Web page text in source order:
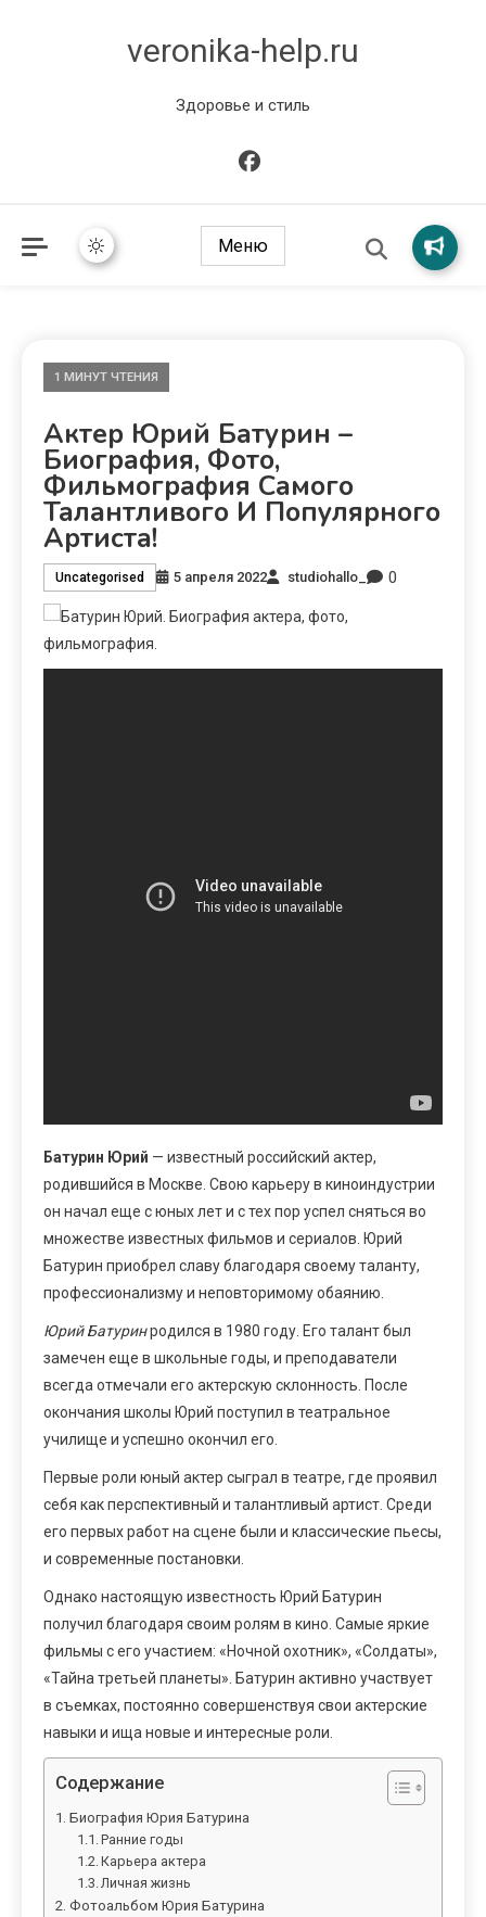
veronika-help.ru
Здоровье и стиль
Меню
1 МИНУТ ЧТЕНИЯ
Актер Юрий Батурин –
Биография, Фото,
Фильмография Самого
Талантливого И Популярного
Артиста!
Uncategorised 5 апреля 2022 studiohallo_ 0
Батурин Юрий — известный российский актер,
родившийся в Москве. Свою карьеру в киноиндустрии
он начал еще с юных лет и с тех пор успел сняться во
множестве известных фильмов и сериалов. Юрий
Батурин приобрел славу благодаря своему таланту,
профессионализму и неповторимому обаянию.
Юрий Батуринродился в 1980 году. Его талант был
замечен еще в школьные годы, и преподаватели
всегда отмечали его актерскую склонность. После
окончания школы Юрий поступил в театральное
училище и успешно окончил его.
Первые роли юный актер сыграл в театре, где проявил
себя как перспективный и талантливый артист. Среди
его первых работ на сцене были и классические пьесы,
и современные постановки.
Однако настоящую известность Юрий Батурин
получил благодаря своим ролям в кино. Самые яркие
фильмы с его участием: «Ночной охотник», «Солдаты»,
«Тайна третьей планеты». Батурин активно участвует
в съемках, постоянно совершенствуя свои актерские
навыки и ища новые и интересные роли.
Содержание
Биография Юрия Батурина
Ранние годы
Карьера актера
Личная жизнь
Фотоальбом Юрия Батурина